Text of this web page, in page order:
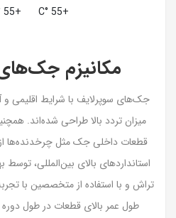
+55 °C
+55 °C
مکانیزم
جک‌های سوپرلایف با شرایط اقلیمی و
میزان تردد بالا طراحی شده‌اند.
قطعات داخلی جک مثل چرخدنده‌ها از
استانداردهای بالای بین‌المللی،
تراش و با استفاده از متخصصین با
طول عمر بالای قطعات در طول